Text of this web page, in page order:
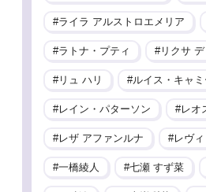
ライラ アルストロエメリア
ラトナ・プティ リクサ
リュ ハリ ルイス・キャミ
レイン・パターソン レオ
レザ アファンルナ レヴ
一橋綾人 七瀬 すず菜